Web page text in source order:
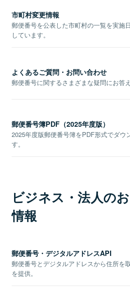
市町村変更情報
郵便番号を公表した市町村の一覧を実施
しています。
よくあるご質問・お問い合わせ
郵便番号に関するさまざまな疑問にお答え
郵便番号簿PDF（2025年度版）
2025年度版郵便番号簿をPDF形式でダウ
す。
ビジネス・法人の
情報
郵便番号・デジタルアドレスAPI
郵便番号とデジタルアドレスから住所を
を提供。